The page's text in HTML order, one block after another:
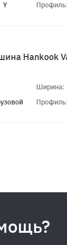
Y
Профиль:
Hankook
Ширина:
Профиль: